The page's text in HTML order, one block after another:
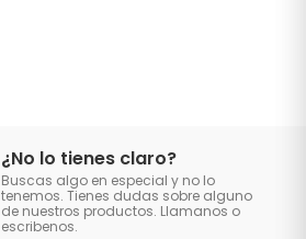
¿No lo tienes claro?
Buscas algo en especial y no lo
tenemos. Tienes dudas sobre alguno
de nuestros productos. Llamanos o
escribenos.